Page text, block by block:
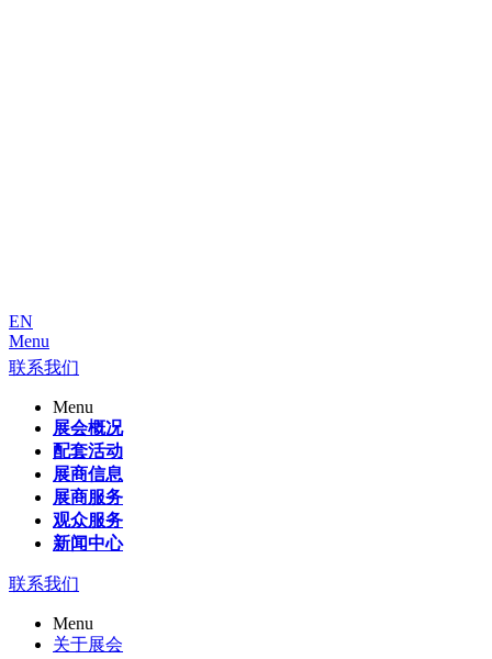
EN
Menu
联系我们
Menu
展会概况
配套活动
展商信息
展商服务
观众服务
新闻中心
联系我们
Menu
关于展会